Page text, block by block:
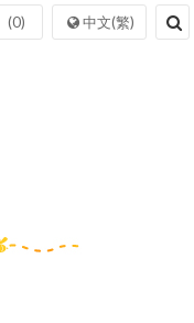
中文(繁)
0